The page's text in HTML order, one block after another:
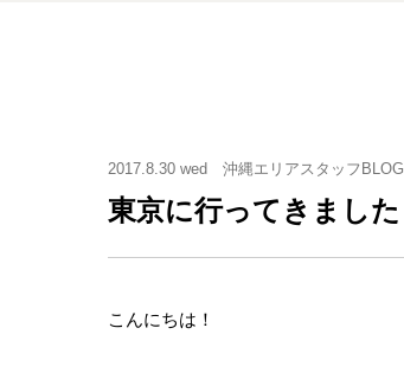
2017.8.30 wed 沖縄エリアスタッフBLOG
東京に行ってきました
こんにちは！